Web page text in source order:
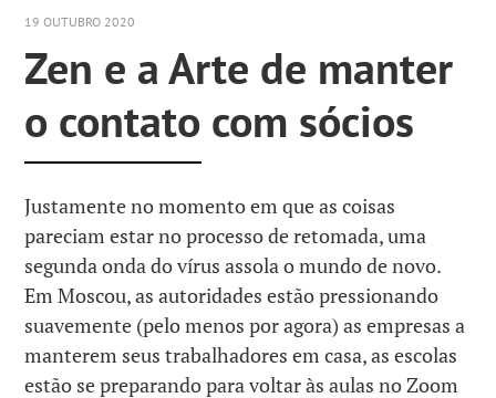
19 OUTUBRO 2020
Zen e a Arte de manter
o contato com sócios
Justamente no momento em que as coisas
pareciam estar no processo de retomada, uma
segunda onda do vírus assola o mundo de novo.
Em Moscou, as autoridades estão pressionando
suavemente (pelo menos por agora) as empresas a
manterem seus trabalhadores em casa, as escolas
estão se preparando para voltar às aulas no Zoom